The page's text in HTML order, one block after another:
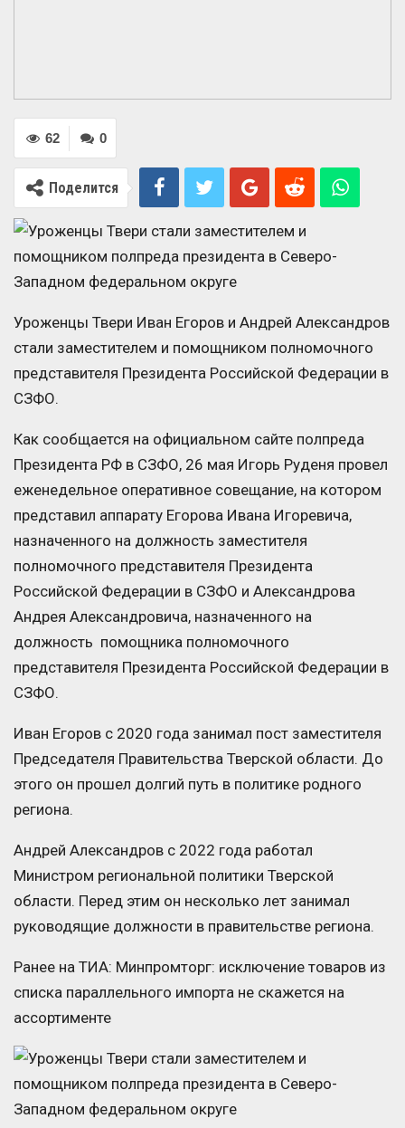
0
62
Поделится
Уроженцы Твери Иван Егоров и Андрей Александров
стали заместителем и помощником полномочного
представителя Президента Российской Федерации в
СЗФО.
Как сообщается на официальном сайте полпреда
Президента РФ в СЗФО, 26 мая Игорь Руденя провел
еженедельное оперативное совещание, на котором
представил аппарату Егорова Ивана Игоревича,
назначенного на должность заместителя
полномочного представителя Президента
Российской Федерации в СЗФО и Александрова
Андрея Александровича, назначенного на
должность помощника полномочного
представителя Президента Российской Федерации в
СЗФО.
Иван Егоров с 2020 года занимал пост заместителя
Председателя Правительства Тверской области. До
этого он прошел долгий путь в политике родного
региона.
Андрей Александров с 2022 года работал
Министром региональной политики Тверской
области. Перед этим он несколько лет занимал
руководящие должности в правительстве региона.
Ранее на ТИА: Минпромторг: исключение товаров из
списка параллельного импорта не скажется на
ассортименте